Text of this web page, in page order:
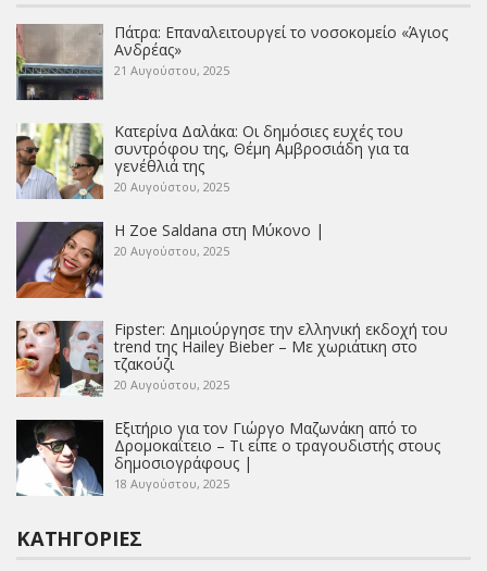
Πάτρα: Επαναλειτουργεί το νοσοκομείο «Άγιος
Ανδρέας»
21 Αυγούστου, 2025
Κατερίνα Δαλάκα: Οι δημόσιες ευχές του
συντρόφου της, Θέμη Αμβροσιάδη για τα
γενέθλιά της
20 Αυγούστου, 2025
Η Zoe Saldana στη Μύκονο |
20 Αυγούστου, 2025
Fipster: Δημιούργησε την ελληνική εκδοχή του
trend της Hailey Bieber – Με χωριάτικη στο
τζακούζι
20 Αυγούστου, 2025
Εξιτήριο για τον Γιώργο Μαζωνάκη από το
Δρομοκαΐτειο – Τι είπε ο τραγουδιστής στους
δημοσιογράφους |
18 Αυγούστου, 2025
ΚΑΤΗΓΟΡΊΕΣ